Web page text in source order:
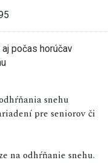
snehu
pre seniorov či
na odhŕňanie snehu.